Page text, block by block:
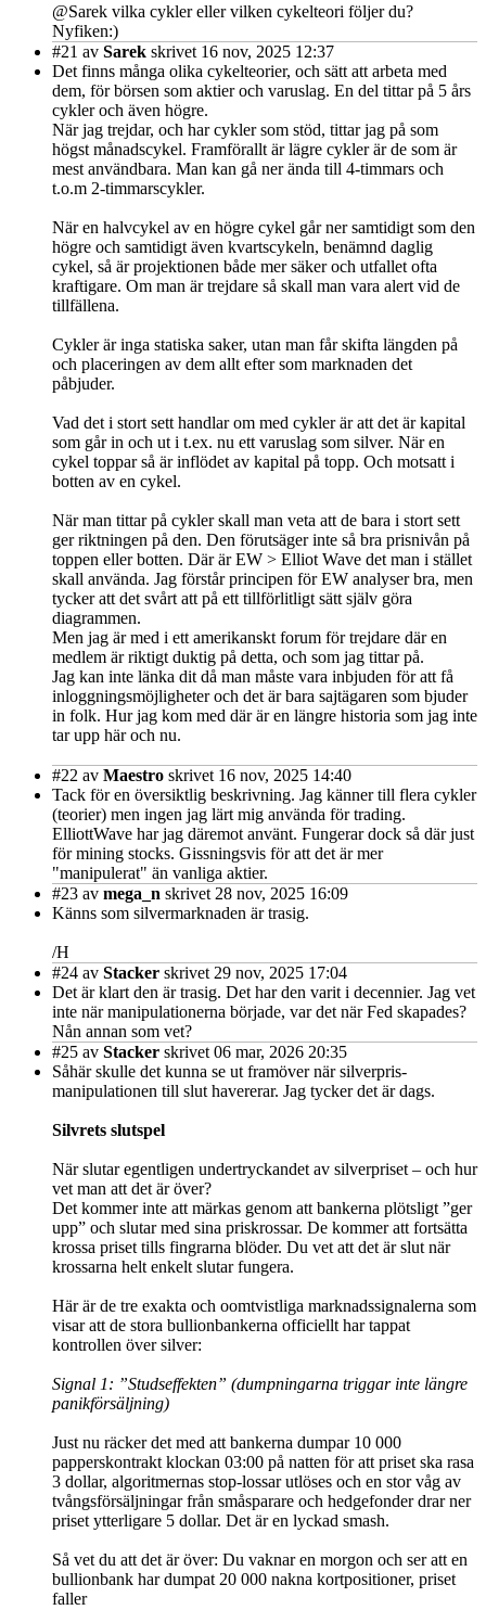
@Sarek vilka cykler eller vilken cykelteori följer du?
Nyfiken:)
#21 av Sarek skrivet 16 nov, 2025 12:37
Det finns många olika cykelteorier, och sätt att arbeta med
dem, för börsen som aktier och varuslag. En del tittar på 5 års
cykler och även högre.
När jag trejdar, och har cykler som stöd, tittar jag på som
högst månadscykel. Framförallt är lägre cykler är de som är
mest användbara. Man kan gå ner ända till 4-timmars och
t.o.m 2-timmarscykler.
När en halvcykel av en högre cykel går ner samtidigt som den
högre och samtidigt även kvartscykeln, benämnd daglig
cykel, så är projektionen både mer säker och utfallet ofta
kraftigare. Om man är trejdare så skall man vara alert vid de
tillfällena.
Cykler är inga statiska saker, utan man får skifta längden på
och placeringen av dem allt efter som marknaden det
påbjuder.
Vad det i stort sett handlar om med cykler är att det är kapital
som går in och ut i t.ex. nu ett varuslag som silver. När en
cykel toppar så är inflödet av kapital på topp. Och motsatt i
botten av en cykel.
När man tittar på cykler skall man veta att de bara i stort sett
ger riktningen på den. Den förutsäger inte så bra prisnivån på
toppen eller botten. Där är EW > Elliot Wave det man i stället
skall använda. Jag förstår principen för EW analyser bra, men
tycker att det svårt att på ett tillförlitligt sätt själv göra
diagrammen.
Men jag är med i ett amerikanskt forum för trejdare där en
medlem är riktigt duktig på detta, och som jag tittar på.
Jag kan inte länka dit då man måste vara inbjuden för att få
inloggningsmöjligheter och det är bara sajtägaren som bjuder
in folk. Hur jag kom med där är en längre historia som jag inte
tar upp här och nu.
#22 av Maestro skrivet 16 nov, 2025 14:40
Tack för en översiktlig beskrivning. Jag känner till flera cykler
(teorier) men ingen jag lärt mig använda för trading.
ElliottWave har jag däremot använt. Fungerar dock så där just
för mining stocks. Gissningsvis för att det är mer
"manipulerat" än vanliga aktier.
#23 av mega_n skrivet 28 nov, 2025 16:09
Känns som silvermarknaden är trasig.
/H
#24 av Stacker skrivet 29 nov, 2025 17:04
Det är klart den är trasig. Det har den varit i decennier. Jag vet
inte när manipulationerna började, var det när Fed skapades?
Nån annan som vet?
#25 av Stacker skrivet 06 mar, 2026 20:35
Såhär skulle det kunna se ut framöver när silverpris-
manipulationen till slut havererar. Jag tycker det är dags.
Silvrets slutspel
När slutar egentligen undertryckandet av silverpriset – och hur
vet man att det är över?
Det kommer inte att märkas genom att bankerna plötsligt ”ger
upp” och slutar med sina priskrossar. De kommer att fortsätta
krossa priset tills fingrarna blöder. Du vet att det är slut när
krossarna helt enkelt slutar fungera.
Här är de tre exakta och oomtvistliga marknadssignalerna som
visar att de stora bullionbankerna officiellt har tappat
kontrollen över silver:
Signal 1: ”Studseffekten” (dumpningarna triggar inte längre
panikförsäljning)
Just nu räcker det med att bankerna dumpar 10 000
papperskontrakt klockan 03:00 på natten för att priset ska rasa
3 dollar, algoritmernas stop-lossar utlöses och en stor våg av
tvångsförsäljningar från småsparare och hedgefonder drar ner
priset ytterligare 5 dollar. Det är en lyckad smash.
Så vet du att det är över: Du vaknar en morgon och ser att en
bullionbank har dumpat 20 000 nakna kortpositioner, priset
faller